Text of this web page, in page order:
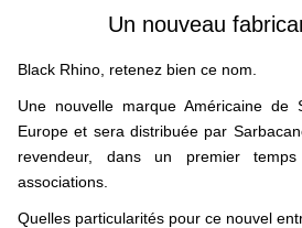
Un nouveau
Black Rhino, retenez bien ce nom.
Une nouvelle marque Américaine de
Europe et sera distribuée par
revendeur, dans un premier
associations.
Quelles particularités pour ce nouvel